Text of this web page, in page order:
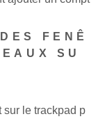
FENÊ
SU
sur le trackpad p